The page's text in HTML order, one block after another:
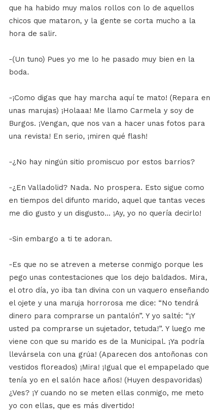
que ha habido muy malos rollos con lo de aquellos
chicos que mataron, y la gente se corta mucho a la
hora de salir.
-(Un tuno) Pues yo me lo he pasado muy bien en la
boda.
-¡Como digas que hay marcha aquí te mato! (Repara en
unas marujas) ¡Holaaa! Me llamo Carmela y soy de
Burgos. ¡Vengan, que nos van a hacer unas fotos para
una revista! En serio, ¡miren qué flash!
-¿No hay ningún sitio promiscuo por estos barrios?
-¿En Valladolid? Nada. No prospera. Esto sigue como
en tiempos del difunto marido, aquel que tantas veces
me dio gusto y un disgusto… ¡Ay, yo no quería decirlo!
-Sin embargo a ti te adoran.
-Es que no se atreven a meterse conmigo porque les
pego unas contestaciones que los dejo baldados. Mira,
el otro día, yo iba tan divina con un vaquero enseñando
el ojete y una maruja horrorosa me dice: “No tendrá
dinero para comprarse un pantalón”. Y yo salté: “¡Y
usted pa comprarse un sujetador, tetuda!”. Y luego me
viene con que su marido es de la Municipal. ¡Ya podría
llevársela con una grúa! (Aparecen dos antoñonas con
vestidos floreados) ¡Mira! ¡Igual que el empapelado que
tenía yo en el salón hace años! (Huyen despavoridas)
¿Ves? ¡Y cuando no se meten ellas conmigo, me meto
yo con ellas, que es más divertido!